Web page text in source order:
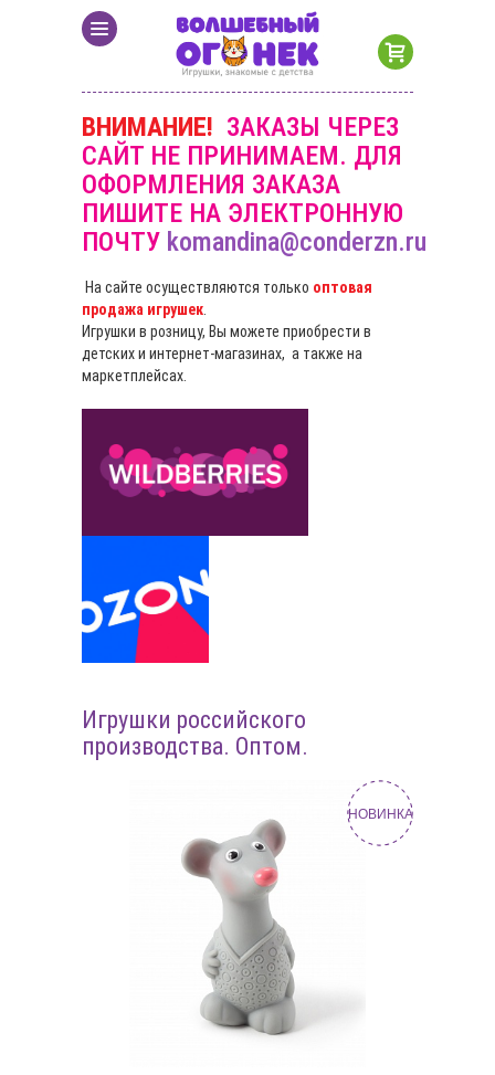
ВНИМАНИЕ! ЗАКАЗЫ ЧЕРЕЗ
САЙТ НЕ ПРИНИМАЕМ. ДЛЯ
ОФОРМЛЕНИЯ ЗАКАЗА
ПИШИТЕ НА ЭЛЕКТРОННУЮ
ПОЧТУ komandina@conderzn.ru
На сайте осуществляются только оптовая
продажа игрушек
Игрушки в розницу, Вы можете приобрести в
детских и интернет-магазинах, а также на
маркетплейсах.
Игрушки российского
производства. Оптом.
НОВИНКА